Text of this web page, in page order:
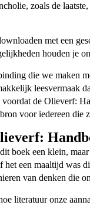
zoals de
met een
houden je
die we maken
leesvermaak
de Olieverf:
voor iedereen
boek een klein,
een maaltijd was
van denken die
literatuur onze